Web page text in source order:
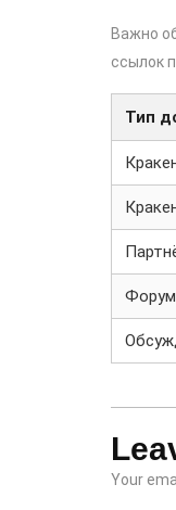
Важно
ссылок
Тип
Your